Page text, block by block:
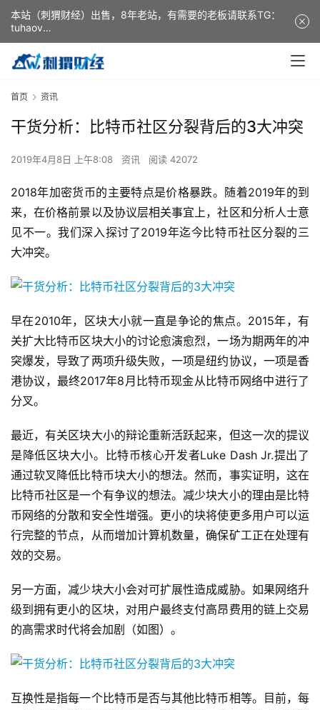
首页 资讯
干货分析：比特币社区分裂背后的3大冲突
2019年4月8日 上午8:08 资讯 阅读 42072
2018年加密货币的主要特点是价格暴跌。随着2019年的到
来，在价格前景以及协议层相关事宜上，社区和分析人士意
见不一。我们深入探讨了2019年迄今比特币社区分裂的三
大冲突。
早在2010年，区块大小就一直是争论的焦点。2015年，有
关扩大比特币区块大小的讨论愈演愈烈，一场为期两年的冲
突爆发，导致了两项升级失败，一项是纽约协议，一项是香
港协议，最终2017年8月比特币现金从比特币网络中进行了
分叉。
最近，有关区块大小的辩论重新活跃起来，但这一次的提议
是降低区块大小。比特币核心开发者Luke Dash Jr.提出了
通过软叉降低比特币块大小的想法。然而，事实证明，这在
比特币社区是一个有争议的想法。减少块大小的理由是比特
币网络的分散和安全性增强。更小的块将使更多用户可以运
行完整的节点，从而增加计算机数量，确保矿工正在处理有
效的交易。
另一方面，减少块大小会对可扩展性造成威胁。如果网络升
级到拥有更小的区块，对用户最终支付高昂费用的链上交易
的高需求时代将会加剧（如图）。
互换性是指每一个比特币是否与其他比特币相等。目前，每
本站（刺猬财经）出售，8年老站，有需要的老板请联系TG：
tuhaov
This website (ciweicaijing) is for sale. It is a 8-year-old
website. If you need it, please contact TG: tuhaov